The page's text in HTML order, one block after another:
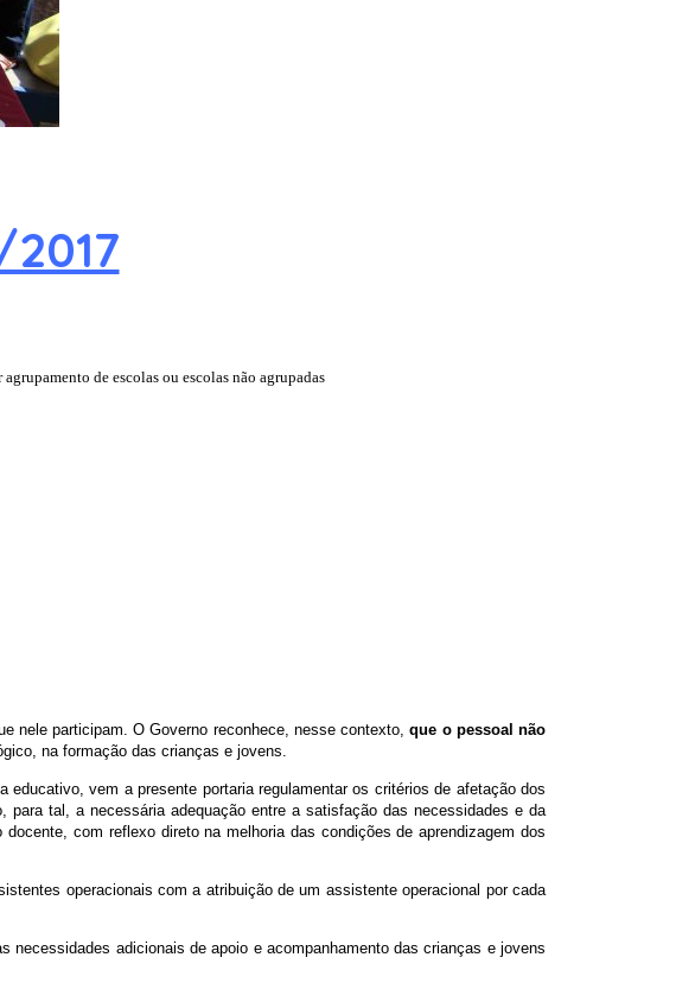
de escolas ou escolas não agrupadas
nele participam. O Governo reconhece, nesse contexto,que o pessoal não
na formação das crianças e jovens.
vem a presente portaria regulamentar os critérios de afetação dos
tal, a necessária adequação entre a satisfação das necessidades e da
com reflexo direto na melhoria das condições de aprendizagem dos
operacionais com a atribuição de um assistente operacional por cada
adicionais de apoio e acompanhamento das crianças e jovens